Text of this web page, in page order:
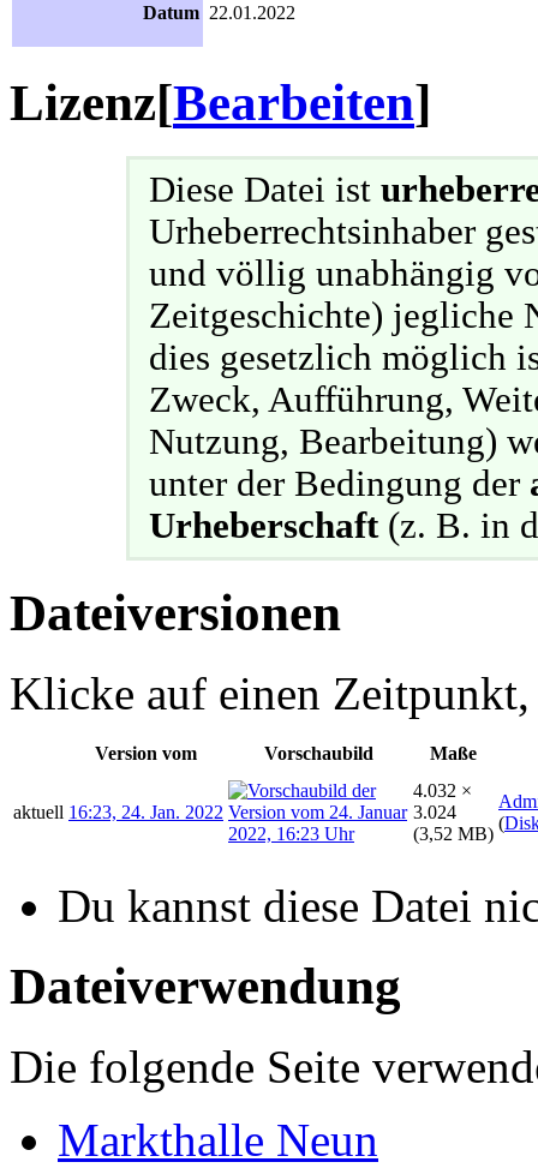
Datum 22.01.2022
Lizenz[Bearbeiten]
Diese Datei ist
Urheberrechtsinhaber
und völlig unabhängig
Zeitgeschichte) jegliche
dies gesetzlich möglich
Zweck, Aufführung,
Nutzung, Bearbeitung)
unter der Bedingung der
Urheberschaft(z. B. in
Dateiversionen
Klicke auf einen Zeitpunkt,
Version vom Vorschaubild Maße
aktuell 16:23, 24. Jan. 2022
4.032 ×
3.024
(3,52 MB)
(
Du kannst diese Datei
Dateiverwendung
Die folgende Seite
Markthalle Neun